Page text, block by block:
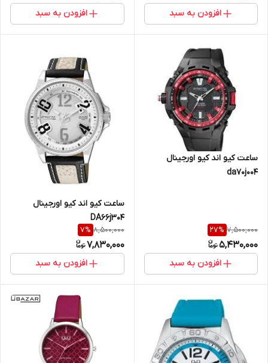
افزودن به سبد افزودن به سبد
ساعت کیو اند کیو اورجینال
da70j004
7,500,000
27%
5,430,000
افزودن به سبد
ساعت کیو اند کیو اورجینال
DA66j304
8,500,000
7%
7,830,000
افزودن به سبد